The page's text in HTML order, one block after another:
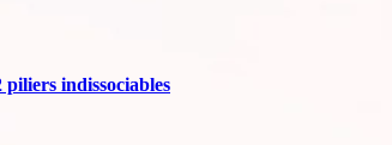
indissociables